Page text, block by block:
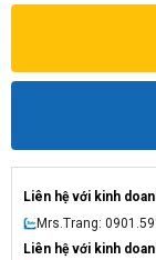
Liên hệ với kinh
Mrs.Trang:
Liên hệ với kinh